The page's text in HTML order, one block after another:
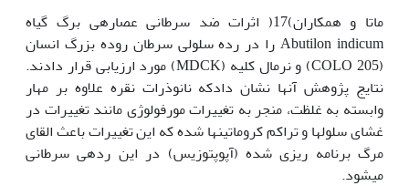
ماتا و همکاران)17( اثرات ضد سرطانی عصاره‏ی برگ گیاه
Abutilon indicum را در رده سلولی سرطان روده بزرگ انسان
(COLO 205) و نرمال کلیه (MDCK) مورد ارزیابی قرار دادند.
نتایج پژوهش آن‏ها نشان دادکه نانوذرات نقره علاوه بر مهار
وابسته به غلظت، منجر به تغییرات مورفولوژی مانند تغییرات در
غشای سلول‏ها و تراکم کروماتین‏ها شده که این تغییرات باعث القای
مرگ برنامه ریزی شده (آپوپتوزیس) در این رده‏ی سرطانی
می‏شود.